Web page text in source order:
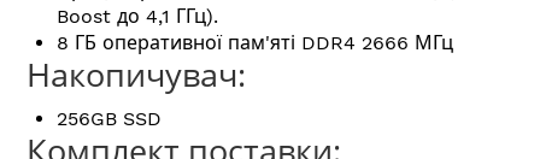
Boost до 4,1 ГГц).
8 ГБ оперативної пам'яті DDR4 2666 МГц
Накопичувач:
256GB SSD
Комплект поставки: